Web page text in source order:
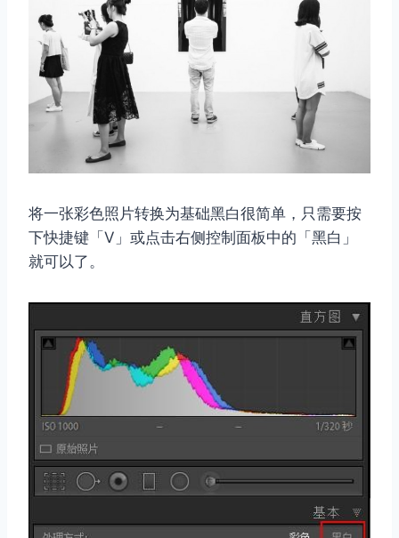
将一张彩色照片转换为基础黑白很简单，只需要按
下快捷键「V」或点击右侧控制面板中的「黑白」
就可以了。